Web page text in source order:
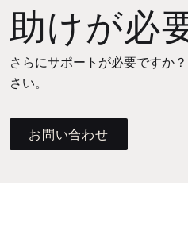
助けが必
さらにサポートが必要ですか
さい。
お問い合わせ